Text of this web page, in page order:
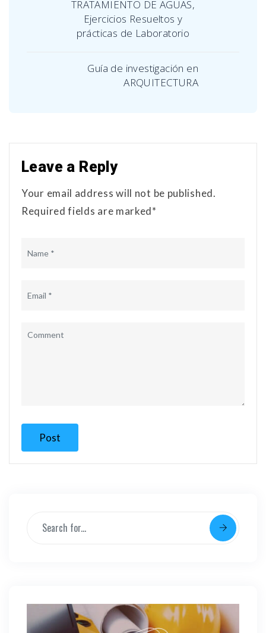
TRATAMIENTO DE AGUAS,
Ejercicios Resueltos y
prácticas de Laboratorio
Guía de investigación en
ARQUITECTURA
Leave a Reply
Your email address will not be published.
Required fields are marked*